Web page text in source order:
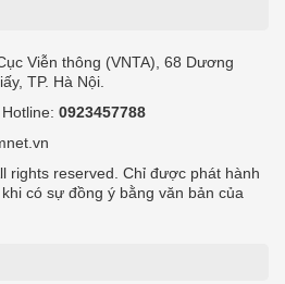
Viễn thông (VNTA), 68 Dương
TP. Hà Nội.
0923457788
rights reserved. Chỉ được phát hành
có sự đồng ý bằng văn bản của